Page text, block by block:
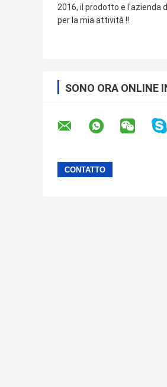
2016, il prodotto e l'azienda
per la mia attività !!
SONO ORA ONLINE